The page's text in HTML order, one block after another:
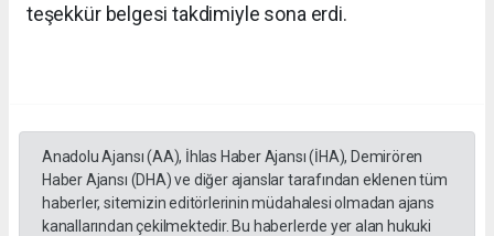
teşekkür belgesi takdimiyle sona erdi.
Anadolu Ajansı (AA), İhlas Haber Ajansı (İHA), Demirören
Haber Ajansı (DHA) ve diğer ajanslar tarafından eklenen tüm
haberler, sitemizin editörlerinin müdahalesi olmadan ajans
kanallarından çekilmektedir. Bu haberlerde yer alan hukuki